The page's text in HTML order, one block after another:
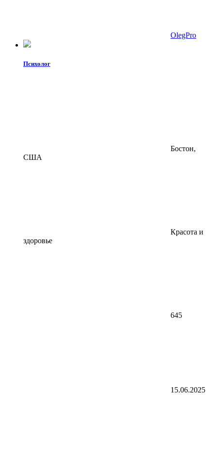
OlegPro
Психолог
Бостон,
США
Красота и
здоровье
645
15.06.2025